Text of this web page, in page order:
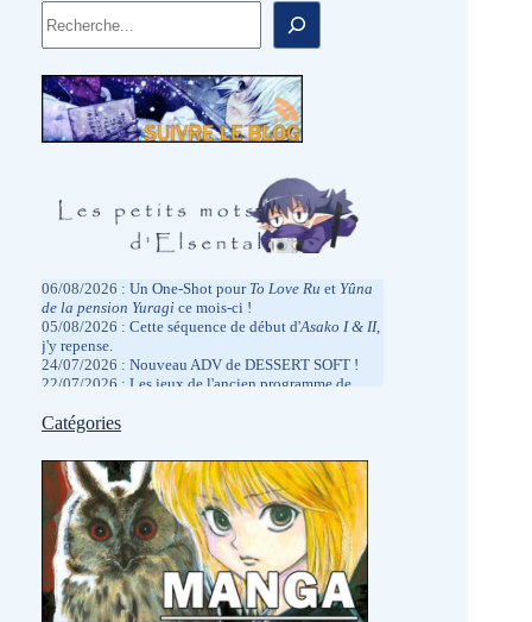
06/08/2026 : Un One-Shot pour To Love Ru et Yûna
de la pension Yuragi ce mois-ci !
05/08/2026 : Cette séquence de début d'Asako I & II,
j'y repense.
24/07/2026 : Nouveau ADV de DESSERT SOFT !
22/07/2026 : Les jeux de l'ancien programme de
13/07/2026 :
05/07/2026 :Hâte de la réentendre dans quelques
jours à la Japan Expo.
2026/06/27 :Des promotions physiques chez
MangaGamer.
19/06/2026 :Kagami Games qui me régale.
06/06/2026 : J'ai assisté à un live drawing d'Hiro
Mashima !
29/05/2026 :Le roman Les Héros de la Galaxie en
français !?
Catégories